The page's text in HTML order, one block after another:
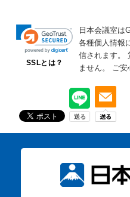
SSLとは？
日本会議室は
各種個人情報
信されます。
ません。
ご安